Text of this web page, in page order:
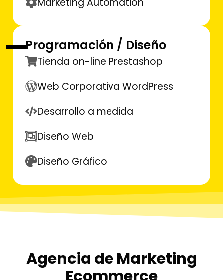
Marketing Automation
Programación / Diseño
Tienda on-line Prestashop
Web Corporativa WordPress
Desarrollo a medida
Diseño Web
Diseño Gráfico
Agencia de Marketing